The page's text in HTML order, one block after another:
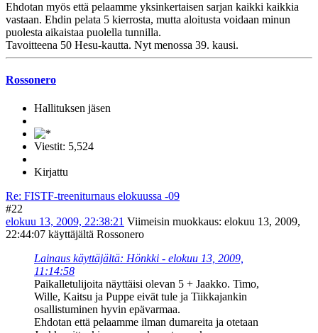
Ehdotan myös että pelaamme yksinkertaisen sarjan kaikki kaikkia
vastaan. Ehdin pelata 5 kierrosta, mutta aloitusta voidaan minun
puolesta aikaistaa puolella tunnilla.
Tavoitteena 50 Hesu-kautta. Nyt menossa 39. kausi.
Rossonero
Hallituksen jäsen
Viestit: 5,524
Kirjattu
Re: FISTF-treeniturnaus elokuussa -09
#22
elokuu 13, 2009, 22:38:21 Viimeisin muokkaus: elokuu 13, 2009,
22:44:07 käyttäjältä Rossonero
Lainaus käyttäjältä: Hönkki - elokuu 13, 2009,
11:14:58
Paikalletulijoita näyttäisi olevan 5 + Jaakko. Timo,
Wille, Kaitsu ja Puppe eivät tule ja Tiikkajankin
osallistuminen hyvin epävarmaa.
Ehdotan että pelaamme ilman dumareita ja otetaan